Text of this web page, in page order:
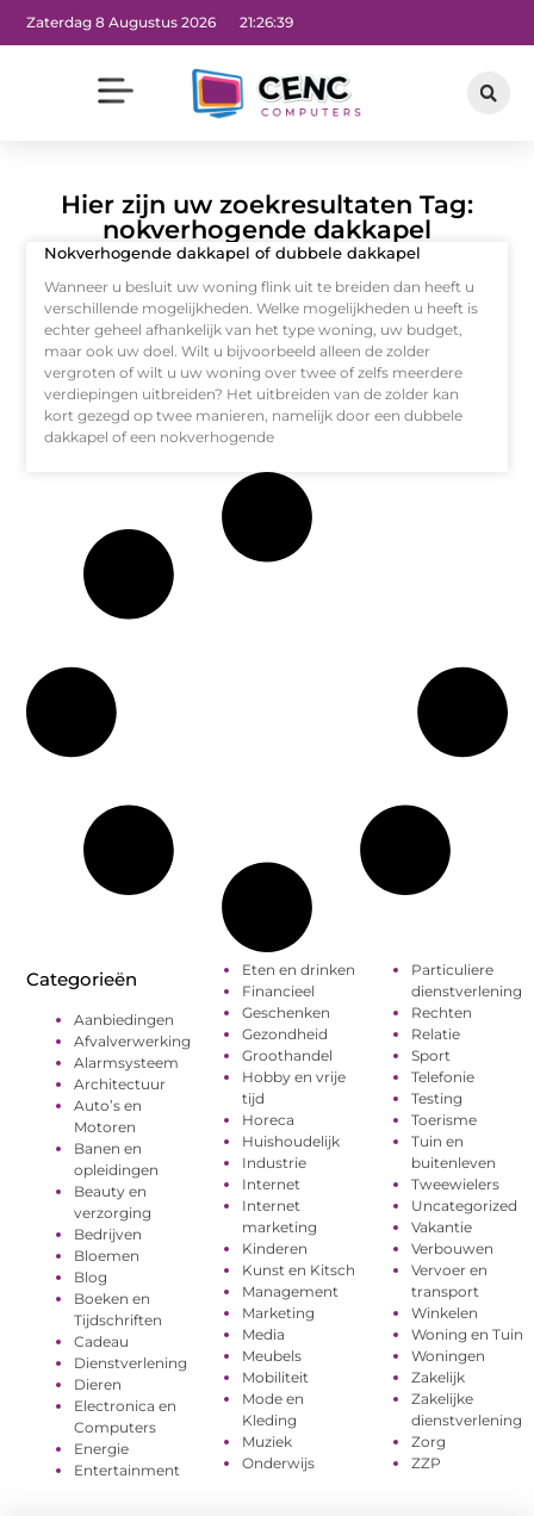
Zaterdag 8 Augustus 2026 21:26:39
Hier zijn uw zoekresultaten Tag:
nokverhogende dakkapel
Nokverhogende dakkapel of dubbele dakkapel
Wanneer u besluit uw woning flink uit te breiden dan heeft u
verschillende mogelijkheden. Welke mogelijkheden u heeft is
echter geheel afhankelijk van het type woning, uw budget,
maar ook uw doel. Wilt u bijvoorbeeld alleen de zolder
vergroten of wilt u uw woning over twee of zelfs meerdere
verdiepingen uitbreiden? Het uitbreiden van de zolder kan
kort gezegd op twee manieren, namelijk door een dubbele
dakkapel of een nokverhogende
Categorieën
Aanbiedingen
Afvalverwerking
Alarmsysteem
Architectuur
Auto’s en
Motoren
Banen en
opleidingen
Beauty en
verzorging
Bedrijven
Bloemen
Blog
Boeken en
Tijdschriften
Cadeau
Dienstverlening
Dieren
Electronica en
Computers
Energie
Entertainment
Eten en drinken
Financieel
Geschenken
Gezondheid
Groothandel
Hobby en vrije
tijd
Horeca
Huishoudelijk
Industrie
Internet
Internet
marketing
Kinderen
Kunst en Kitsch
Management
Marketing
Media
Meubels
Mobiliteit
Mode en
Kleding
Muziek
Onderwijs
Particuliere
dienstverlening
Rechten
Relatie
Sport
Telefonie
Testing
Toerisme
Tuin en
buitenleven
Tweewielers
Uncategorized
Vakantie
Verbouwen
Vervoer en
transport
Winkelen
Woning en Tuin
Woningen
Zakelijk
Zakelijke
dienstverlening
Zorg
ZZP